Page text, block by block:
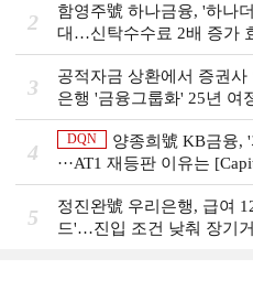
2
함영주號 하나금융, '하나
대…신탁수수료 2배 증가
비즈니스 돋보기]
3
공적자금 상환에서 증권
은행 '금융그룹화' 25년 여
그룹의 꿈①]
4
DQN
양종희號 KB금융,
···AT1 재등판 이유는
Review]]
5
정진완號 우리은행, 급여
드'…진입 조건 낮춰 장기